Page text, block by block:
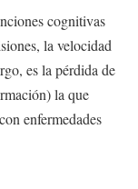
cognitivas
la velocidad
es la pérdida de
la que
enfermedades